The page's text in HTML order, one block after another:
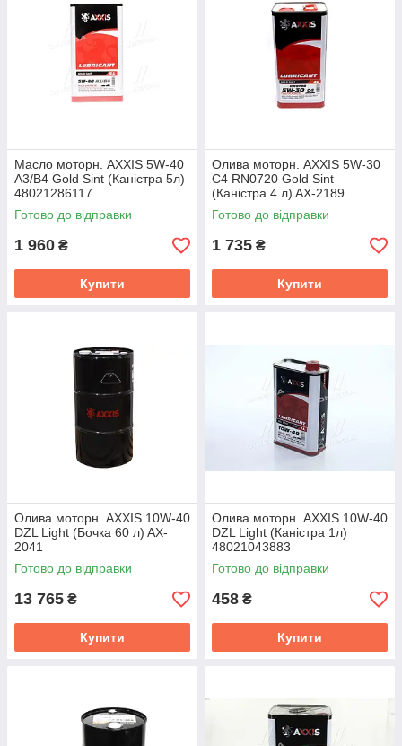
Масло моторн. AXXIS 5W-40
A3/B4 Gold Sint (Каністра 5л)
48021286117
Готово до відправки
1 960 ₴
Купити
Олива моторн. AXXIS 5W-30
С4 RN0720 Gold Sint
(Каністра 4 л) AX-2189
Готово до відправки
1 735 ₴
Купити
Олива моторн. AXXIS 10W-40
DZL Light (Бочка 60 л) AX-
2041
Готово до відправки
13 765 ₴
Купити
Олива моторн. AXXIS 10W-40
DZL Light (Каністра 1л)
48021043883
Готово до відправки
458 ₴
Купити